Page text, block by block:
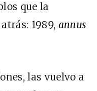
que la
1989, annus
las vuelvo a